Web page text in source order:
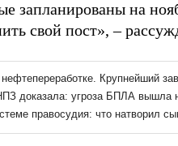
запланированы на
свой пост», –